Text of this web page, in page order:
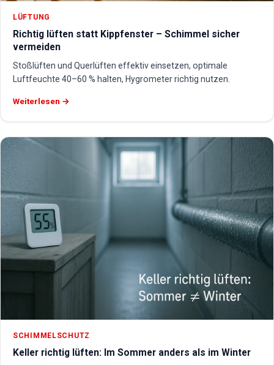
LÜFTUNG
Richtig lüften statt Kippfenster – Schimmel sicher
vermeiden
Stoßlüften und Querlüften effektiv einsetzen, optimale
Luftfeuchte 40–60 % halten, Hygrometer richtig nutzen.
Weiterlesen →
SCHIMMELSCHUTZ
Keller richtig lüften: Im Sommer anders als im Winter